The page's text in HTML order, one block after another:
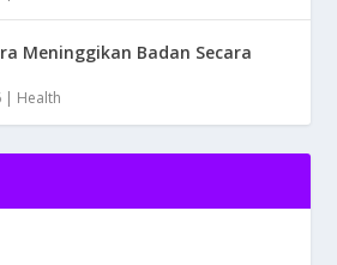
Meninggikan Badan Secara
| Health